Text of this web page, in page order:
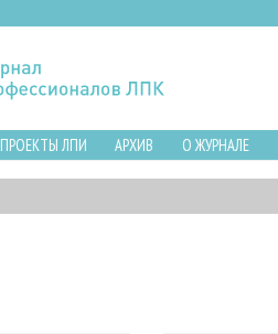
ПРОЕКТЫ ЛПИ АРХИВ О ЖУРНАЛЕ